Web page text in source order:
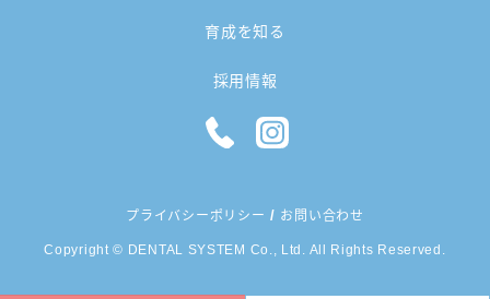
育成を知る
採用情報
プライバシーポリシー / お問い合わせ
Copyright © DENTAL SYSTEM Co., Ltd. All Rights Reserved.